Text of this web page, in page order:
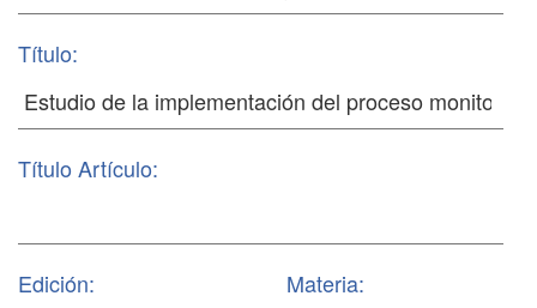
Título:
Título Artículo:
Edición: Materia: